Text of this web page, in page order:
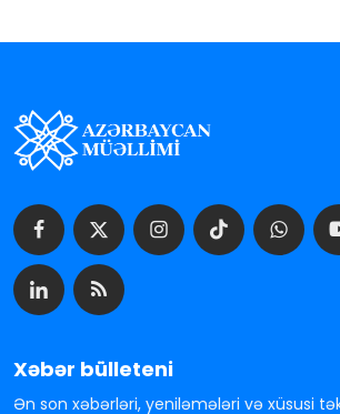
Xəbər bülleteni
Ən son xəbərləri, yeniləmələri və xüsusi